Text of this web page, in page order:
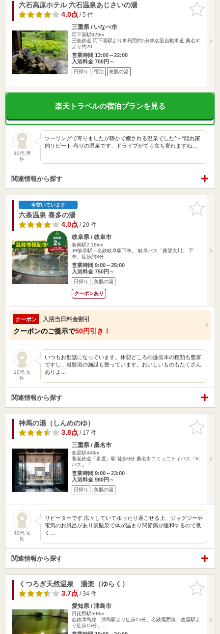
お気に入
りに追加
六石高原ホテル 六石温泉あじさいの湯
4.0点/ 5 件
三重県 / いなべ市
阿下喜駅829m
三岐鉄道 阿下喜駅より車利用約5分東名阪自動車道 桑名IC
より約20…
営業時間 13:00～22:00
入浴料金 700円～
日帰り 宿泊 美肌の湯
楽天トラベルの宿泊プランを見る
40代 男
性
ツーリングで寄りましたが静かで癒される温泉でした^ - ^隠れ家
的リピート 有りの温泉です、ドライブがてら立ち寄れますね…
関連情報から探す
お気に入
りに追加
今空いています
六条温泉 喜多の湯
4.0点/ 20 件
岐阜県 / 岐阜市
岐南駅2.16km
JR岐阜駅・名鉄岐阜駅下車。 岐阜バス「茜部大川」 下
車。徒歩約8分…
営業時間 9:00～25:00
入浴料金 750円～
日帰り 美肌の湯
クーポンあり
クーポン 入浴当日料金割引
クーポンのご提示で50円引き！
10代 女
性
いつもお世話になっています。休憩どころの漫画本の種類も豊富
ですし、岩盤浴の施設も整っています。おいしいものもたくさん
ありま…
関連情報から探す
お気に入
りに追加
神馬の湯（しんめのゆ）
3.8点/ 17 件
三重県 / 桑名市
多度駅448m
養老鉄道「多度」駅 徒歩9分 桑名市コミュニティバス「K-
バス」「…
営業時間 9:00～23:00
入浴料金 980円～
日帰り 美肌の湯
40代 女
性
リピーターです 広々していてゆったり過ごせる上、ジャグジーや
電気のお風呂があり炭酸泉で体が温まり関節痛が緩和するので良
く…
関連情報から探す
お気に入
りに追加
くつろぎ天然温泉 湯楽（ゆらく）
3.7点/ 34 件
愛知県 / 津島市
日比野駅593m
名鉄津島線 津島駅より徒歩15分、名鉄尾西線 佐屋駅よ
り徒歩15分、…